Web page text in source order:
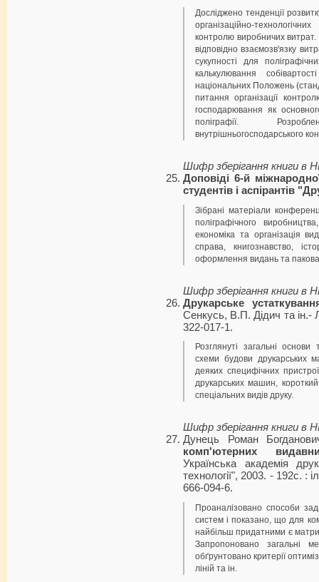
Досліджено тенденції
організаційно-
контролю виробничих витрат.
відповідно взаємозв'язку
сукупності для
калькулювання
національних Положень
питання організації
господарювання як
поліграфії.
внутрішньогосподарського
Шифр зберігання книги в
Доповіді 6-й
студентів і аспірантів
Зібрані матеріали
поліграфічного
економіка та організація
справа, книгознавство,
оформлення видань та
Шифр зберігання книги в
Друкарське
Сенкусь, В.П. Дідич та ін.-
322-017-1.
Розглянуті загальні основи
схеми будови друкарських
деяких специфічних
друкарських машин,
спеціальних видів друку.
Шифр зберігання книги в
Дунець Роман
комп'ютерних
Українська академія
технології", 2003. - 192с. :
666-094-6.
Проаналізовано способи
систем і показано, що для
найбільш придатними є
Запропоновано загальні
обґрунтовано критерії
ліній та ін.